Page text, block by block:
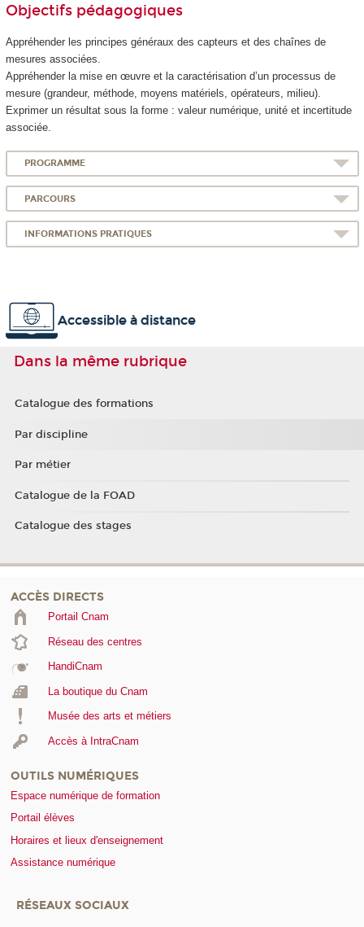
Objectifs pédagogiques
Appréhender les principes généraux des capteurs et des chaînes de
mesures associées.
Appréhender la mise en œuvre et la caractérisation d’un processus de
mesure (grandeur, méthode, moyens matériels, opérateurs, milieu).
Exprimer un résultat sous la forme : valeur numérique, unité et incertitude
associée.
PROGRAMME
PARCOURS
INFORMATIONS PRATIQUES
Accessible à distance
Dans la même rubrique
Catalogue des formations
Par discipline
Par métier
Catalogue de la FOAD
Catalogue des stages
ACCÈS DIRECTS
Portail Cnam
Réseau des centres
HandiCnam
La boutique du Cnam
Musée des arts et métiers
Accès à IntraCnam
OUTILS NUMÉRIQUES
Espace numérique de formation
Portail élèves
Horaires et lieux d'enseignement
Assistance numérique
RÉSEAUX SOCIAUX